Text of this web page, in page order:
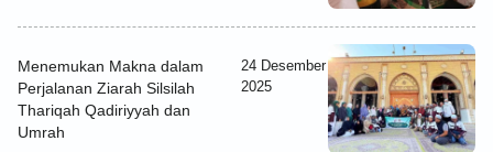
Menemukan Makna dalam
Perjalanan Ziarah Silsilah
Thariqah Qadiriyyah dan
Umrah
24 Desember
2025